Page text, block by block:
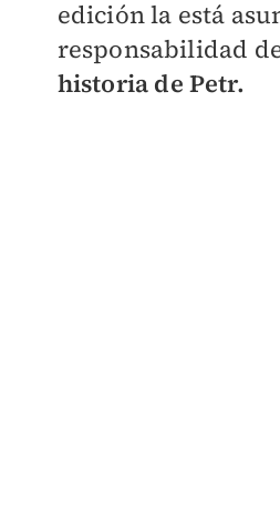
edición la está
responsabilidad
historia de Petr.